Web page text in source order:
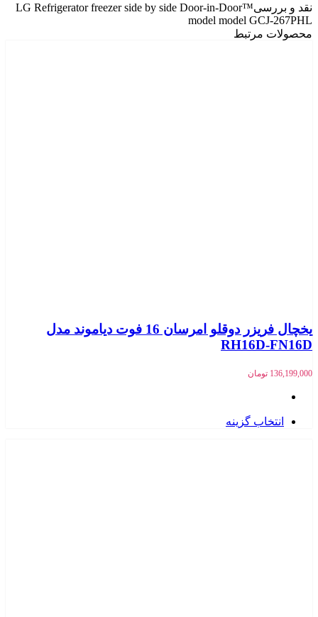
نقد و بررسیLG Refrigerator freezer side by side Door-in-Door™
model model GCJ-267PHL
محصولات مرتبط
یخچال فریزر دوقلو امرسان 16 فوت دیاموند مدل
RH16D-FN16D
136,199,000 تومان
انتخاب گزینه